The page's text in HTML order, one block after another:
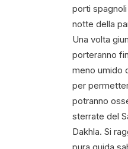
porti
notte della
Una volta
porteranno
meno umido
per
potranno
sterrate del
Dakhla. Si